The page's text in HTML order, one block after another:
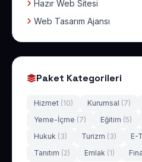
Hazır Web Sitesi
Web Tasarım Ajansı
Paket Kategorileri
Hizmet (10) Kurumsal (7)
Yeme-İçme (7) Eğitim (5)
Hukuk (3) Turizm (3) E-
Tanıtım (2) Emlak (1)